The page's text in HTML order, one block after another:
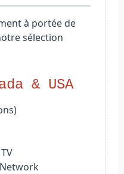
à portée de
sélection
& USA